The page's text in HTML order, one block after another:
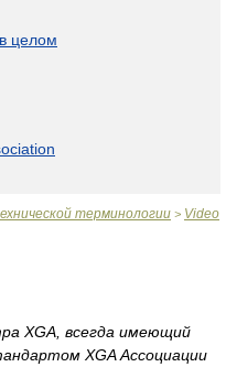
целом
терминологии > Video
XGA, всегда имеющий
XGA Ассоциации